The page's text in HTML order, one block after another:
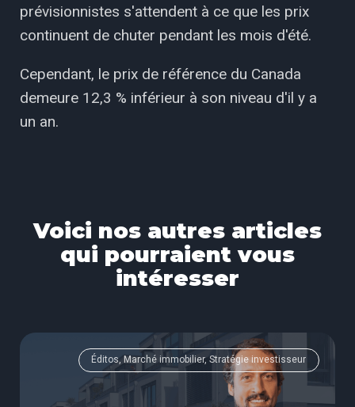
prévisionnistes s'attendent à ce que les prix
continuent de chuter pendant les mois d'été.
Cependant, le prix de référence du Canada
demeure 12,3 % inférieur à son niveau d'il y a
un an.
Voici nos autres articles
qui pourraient vous
intéresser
Éditos, Marché immobilier, Stratégie investisseur